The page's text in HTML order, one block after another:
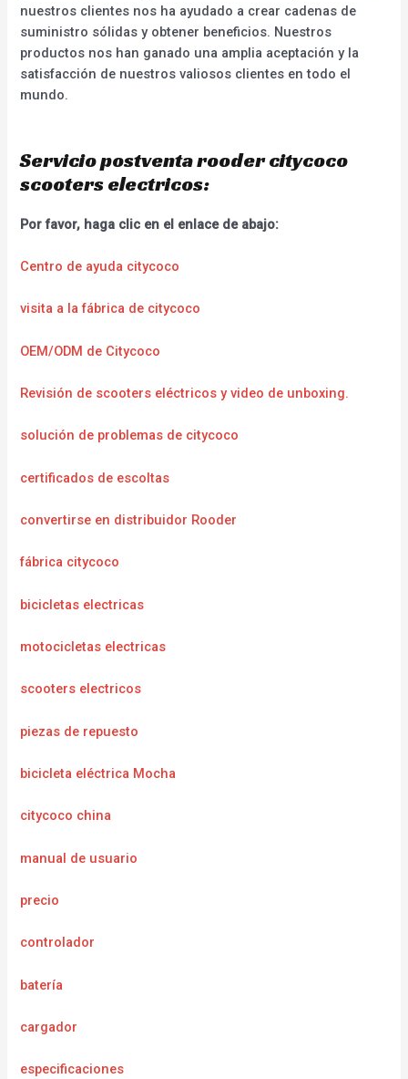
nuestros clientes nos ha ayudado a crear cadenas de
suministro sólidas y obtener beneficios. Nuestros
productos nos han ganado una amplia aceptación y la
satisfacción de nuestros valiosos clientes en todo el
mundo.
Servicio postventa rooder citycoco
scooters electricos:
Por favor, haga clic en el enlace de abajo:
Centro de ayuda citycoco
visita a la fábrica de citycoco
OEM/ODM de Citycoco
Revisión de scooters eléctricos y video de unboxing.
solución de problemas de citycoco
certificados de escoltas
convertirse en distribuidor Rooder
fábrica citycoco
bicicletas electricas
motocicletas electricas
scooters electricos
piezas de repuesto
bicicleta eléctrica Mocha
citycoco china
manual de usuario
precio
controlador
batería
cargador
especificaciones